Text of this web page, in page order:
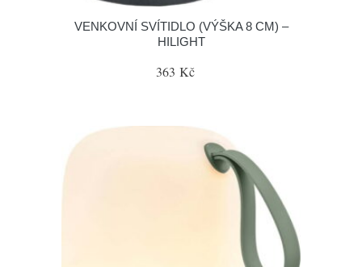
VENKOVNÍ SVÍTIDLO (VÝŠKA 8 CM) –
HILIGHT
363 Kč